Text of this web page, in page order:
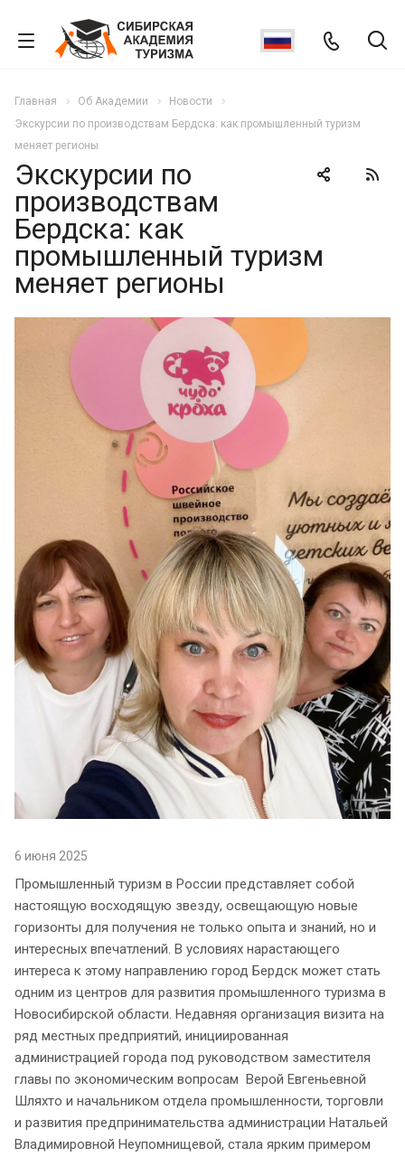
Главная Об Академии
Новости
Экскурсии по производствам Бердска: как промышленный туризм
меняет регионы
Экскурсии по
производствам
Бердска: как
промышленный туризм
меняет регионы
6 июня 2025
Промышленный туризм в России представляет собой
настоящую восходящую звезду, освещающую новые
горизонты для получения не только опыта и знаний, но и
интересных впечатлений. В условиях нарастающего
интереса к этому направлению город Бердск может стать
одним из центров для развития промышленного туризма в
Новосибирской области. Недавняя организация визита на
ряд местных предприятий, инициированная
администрацией города под руководством заместителя
главы по экономическим вопросам Верой Евгеньевной
Шляхто и начальником отдела промышленности, торговли
и развития предпринимательства администрации Натальей
Владимировной Неупомнищевой, стала ярким примером